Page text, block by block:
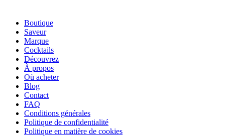
Boutique
Saveur
Marque
Cocktails
Découvrez
À propos
Où acheter
Blog
Contact
FAQ
Conditions générales
Politique de confidentialité
Politique en matière de cookies